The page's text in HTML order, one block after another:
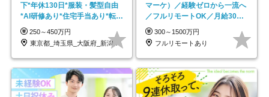
下*年休130日*服装・髪型自由
*AI研修あり*住宅手当あり*転勤
なし
250～450万円
東京都_埼玉県_大阪府_新潟県_福岡県
マーケ）／経験ゼロから一流へ
／フルリモートOK／月給30万
円～／年休130日以上
300～1500万円
フルリモートあり